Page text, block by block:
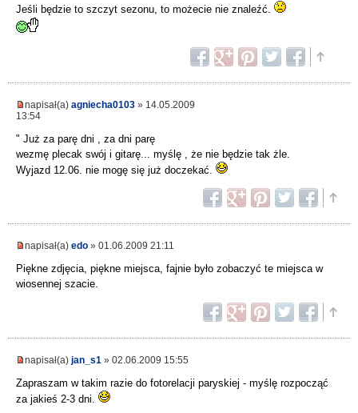
Jeśli będzie to szczyt sezonu, to możecie nie znaleźć.
napisał(a) agniecha0103 » 14.05.2009
13:54
" Już za parę dni , za dni parę
wezmę plecak swój i gitarę... myślę , że nie będzie tak żle.
Wyjazd 12.06. nie mogę się już doczekać.
napisał(a) edo » 01.06.2009 21:11
Piękne zdjęcia, piękne miejsca, fajnie było zobaczyć te miejsca w
wiosennej szacie.
napisał(a) jan_s1 » 02.06.2009 15:55
Zapraszam w takim razie do fotorelacji paryskiej - myślę rozpocząć
za jakieś 2-3 dni.